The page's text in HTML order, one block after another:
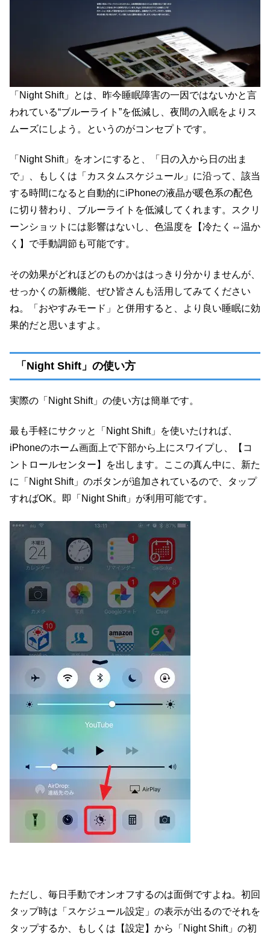
「Night Shift」とは、昨今睡眠障害の一因ではないかと言
われている“ブルーライト”を低減し、夜間の入眠をよりス
ムーズにしよう。というのがコンセプトです。
「Night Shift」をオンにすると、「日の入から日の出ま
で」、もしくは「カスタムスケジュール」に沿って、該当
する時間になると自動的にiPhoneの液晶が暖色系の配色
に切り替わり、ブルーライトを低減してくれます。スクリ
ーンショットには影響はないし、色温度を【冷たく⇔温か
く】で手動調節も可能です。
その効果がどれほどのものかははっきり分かりませんが、
せっかくの新機能、ぜひ皆さんも活用してみてください
ね。「おやすみモード」と併用すると、より良い睡眠に効
果的だと思いますよ。
「Night Shift」の使い方
実際の「Night Shift」の使い方は簡単です。
最も手軽にサクッと「Night Shift」を使いたければ、
iPhoneのホーム画面上で下部から上にスワイプし、【コ
ントロールセンター】を出します。ここの真ん中に、新た
に「Night Shift」のボタンが追加されているので、タップ
すればOK。即「Night Shift」が利用可能です。
ただし、毎日手動でオンオフするのは面倒ですよね。初回
タップ時は「スケジュール設定」の表示が出るのでそれを
タップするか、もしくは【設定】から「Night Shift」の初